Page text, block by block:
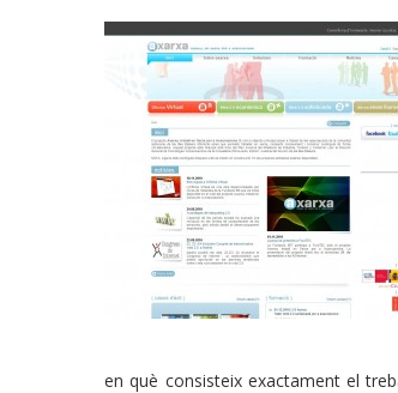
en què consisteix exactament el